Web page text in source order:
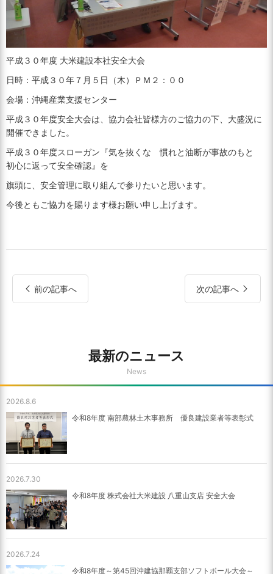
平成３０年度 大米建設本社安全大会
日時：平成３０年７月５日（木）ＰＭ２：００
会場：沖縄産業支援センター
平成３０年度安全大会は、協力会社皆様方のご協力の下、大盛況に
開催できました。
平成３０年度スローガン『気を抜くな 慣れと油断が事故のもと
初心に返って安全確認』を
旗頭に、安全管理に取り組んで参りたいと思います。
今後ともご協力を賜ります様お願い申し上げます。
前の記事へ 次の記事へ
最新のニュース
News
2026.8.6
令和8年度 南部農林土木事務所 優良建設業者等表彰式
2026.7.30
令和8年度 株式会社大米建設 八重山支店 安全大会
2026.7.24
令和8年度～第45回沖建協那覇支部ソフトボール大会～